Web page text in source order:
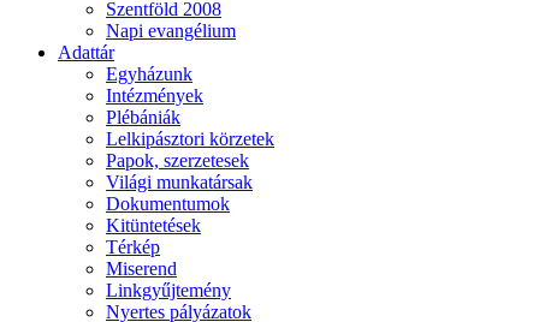
Szentföld 2008
Napi evangélium
Adattár
Egyházunk
Intézmények
Plébániák
Lelkipásztori körzetek
Papok, szerzetesek
Világi munkatársak
Dokumentumok
Kitüntetések
Térkép
Miserend
Linkgyűjtemény
Nyertes pályázatok